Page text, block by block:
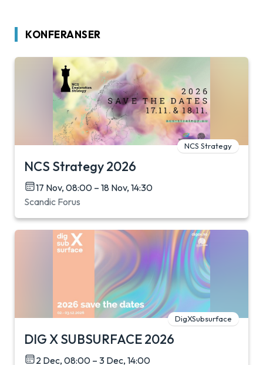
KONFERANSER
NCS Strategy
NCS Strategy 2026
17 Nov, 08:00 – 18 Nov, 14:30
Scandic Forus
DigXSubsurface
DIG X SUBSURFACE 2026
2 Dec, 08:00 – 3 Dec, 14:00